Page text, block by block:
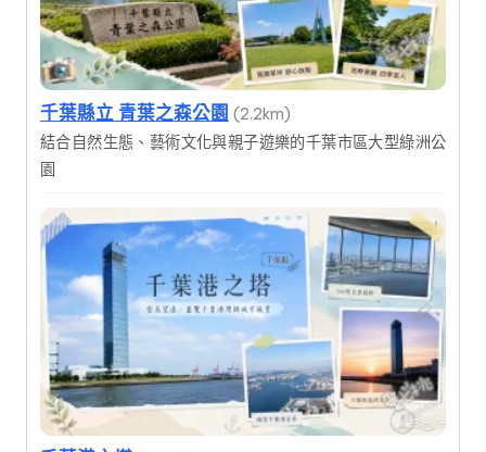
千葉縣立 青葉之森公園 (2.2km)
結合自然生態、藝術文化與親子遊樂的千葉市區大型綠洲公
園